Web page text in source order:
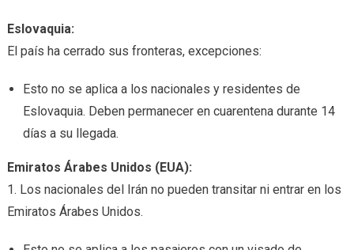
Eslovaquia:
El país ha cerrado sus fronteras, excepciones:
Esto no se aplica a los nacionales y residentes de
Eslovaquia. Deben permanecer en cuarentena durante 14
días a su llegada.
Emiratos Árabes Unidos (EUA):
1. Los nacionales del Irán no pueden transitar ni entrar en los
Emiratos Árabes Unidos.